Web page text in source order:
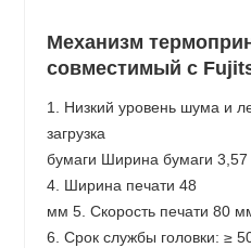
Механизм
совместимый с
1. Низкий уровень шума и
загрузка
бумаги Ширина бумаги
4. Ширина печати 48
мм 5. Скорость печати 80
6. Срок службы головки: ≥